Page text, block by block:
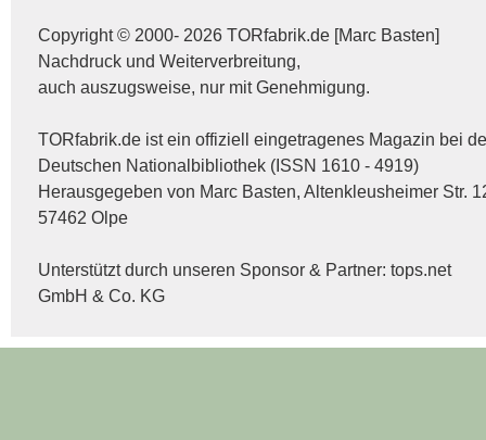
Copyright © 2000- 2026 TORfabrik.de [Marc Basten]
Nachdruck und Weiterverbreitung,
auch auszugsweise, nur mit Genehmigung.
TORfabrik.de ist ein offiziell eingetragenes Magazin bei
Deutschen Nationalbibliothek (ISSN 1610 - 4919)
Herausgegeben von Marc Basten, Altenkleusheimer Str.
57462 Olpe
Unterstützt durch unseren Sponsor & Partner: tops.net
GmbH & Co. KG